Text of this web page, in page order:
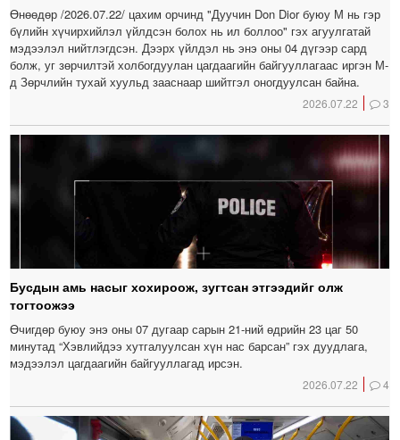
Өнөөдөр /2026.07.22/ цахим орчинд "Дуучин Don Dior буюу М нь гэр
бүлийн хүчирхийлэл үйлдсэн болох нь ил боллоо" гэх агуулгатай
мэдээлэл нийтлэгдсэн. Дээрх үйлдэл нь энэ оны 04 дүгээр сард
болж, уг зөрчилтэй холбогдуулан цагдаагийн байгууллагаас иргэн М-
д Зөрчлийн тухай хуульд зааснаар шийтгэл оногдуулсан байна.
2026.07.22 3
Бусдын амь насыг хохироож, зугтсан этгээдийг олж
тогтоожээ
Өчигдөр буюу энэ оны 07 дугаар сарын 21-ний өдрийн 23 цаг 50
минутад “Хэвлийдээ хутгалуулсан хүн нас барсан” гэх дуудлага,
мэдээлэл цагдаагийн байгууллагад ирсэн.
2026.07.22 4